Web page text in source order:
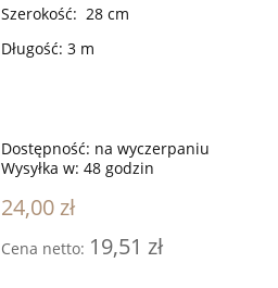
Szerokość: 28 cm
Długość: 3 m
Dostępność: na wyczerpaniu
Wysyłka w: 48 godzin
24,00 zł
Cena netto: 19,51 zł